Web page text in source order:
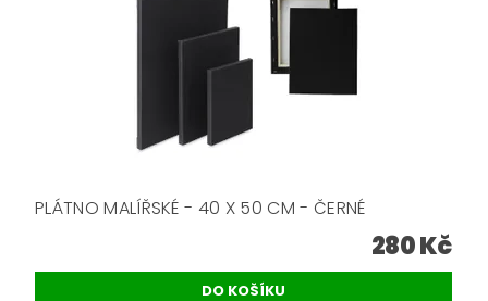
PLÁTNO MALÍŘSKÉ - 40 X 50 CM - ČERNÉ
280 Kč